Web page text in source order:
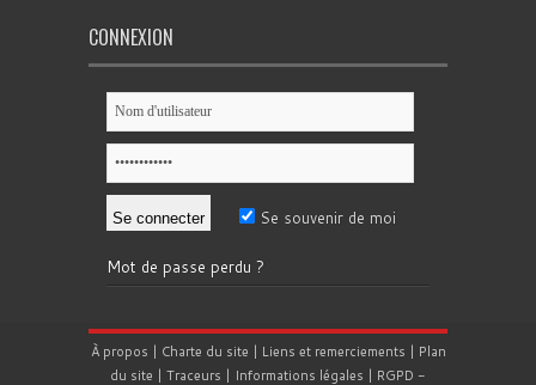
CONNEXION
Se souvenir de moi
Mot de passe perdu ?
À propos | Charte du site | Liens et remerciements | Plan
du site | Traceurs | Informations légales | RGPD -